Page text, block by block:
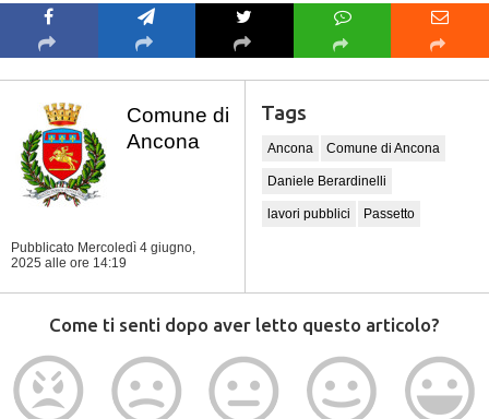
Comune di
Ancona
Pubblicato Mercoledì 4 giugno,
2025 alle ore 14:19
Tags
Ancona Comune di Ancona
Daniele Berardinelli
lavori pubblici Passetto
Come ti senti dopo aver letto questo articolo?